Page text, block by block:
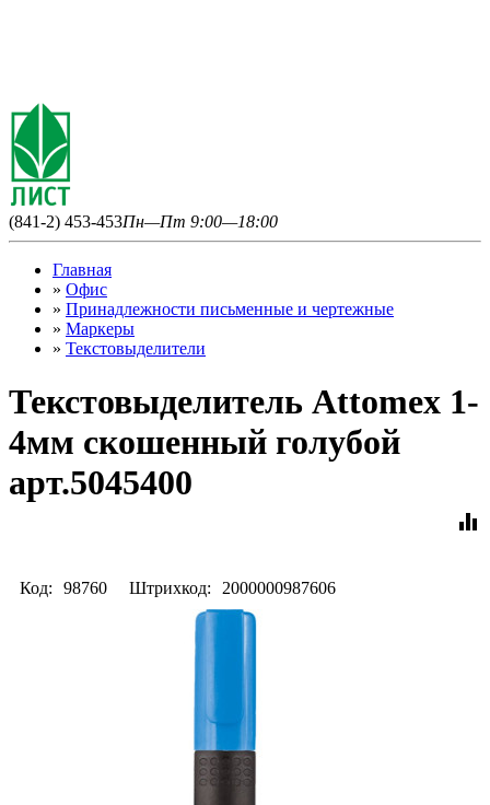
(841-2) 453-453Пн—Пт 9:00—18:00
Главная
» Офис
» Принадлежности письменные и чертежные
» Маркеры
» Текстовыделители
Текстовыделитель Attomex 1-
4мм скошенный голубой
арт.5045400
equalizer
Код: 98760 Штрихкод: 2000000987606